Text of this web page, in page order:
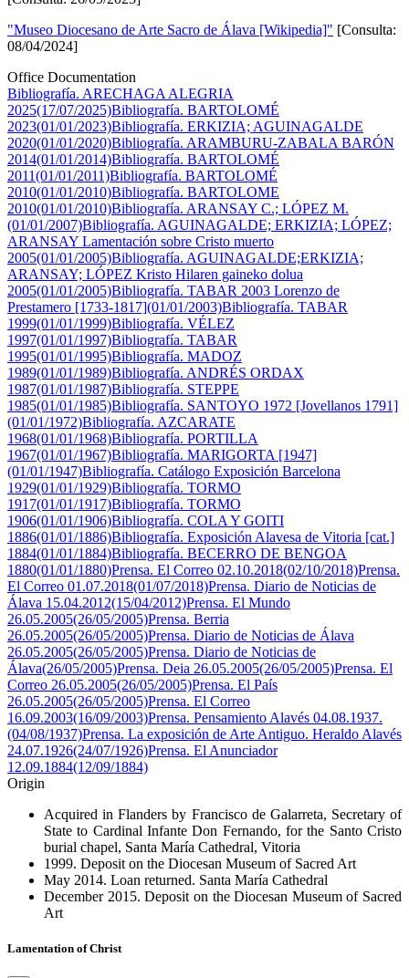
"Museo Diocesano de Arte Sacro de Álava [Wikipedia]" [Consulta:
08/04/2024]
Office Documentation
Bibliografía. ARECHAGA ALEGRIA
2025(17/07/2025)Bibliografía. BARTOLOMÉ
2023(01/01/2023)Bibliografía. ERKIZIA; AGUINAGALDE
2020(01/01/2020)Bibliografía. ARAMBURU-ZABALA BARÓN
2014(01/01/2014)Bibliografía. BARTOLOMÉ
2011(01/01/2011)Bibliografía. BARTOLOMÉ
2010(01/01/2010)Bibliografía. BARTOLOME
2010(01/01/2010)Bibliografía. ARANSAY C.; LÓPEZ M.
(01/01/2007)Bibliografía. AGUINAGALDE; ERKIZIA; LÓPEZ;
ARANSAY Lamentación sobre Cristo muerto
2005(01/01/2005)Bibliografía. AGUINAGALDE;ERKIZIA;
ARANSAY; LÓPEZ Kristo Hilaren gaineko dolua
2005(01/01/2005)Bibliografía. TABAR 2003 Lorenzo de
Prestamero [1733-1817](01/01/2003)Bibliografía. TABAR
1999(01/01/1999)Bibliografía. VÉLEZ
1997(01/01/1997)Bibliografía. TABAR
1995(01/01/1995)Bibliografía. MADOZ
1989(01/01/1989)Bibliografía. ANDRÉS ORDAX
1987(01/01/1987)Bibliografía. STEPPE
1985(01/01/1985)Bibliografía. SANTOYO 1972 [Jovellanos 1791]
(01/01/1972)Bibliografía. AZCARATE
1968(01/01/1968)Bibliografía. PORTILLA
1967(01/01/1967)Bibliografía. MARIGORTA [1947]
(01/01/1947)Bibliografía. Catálogo Exposición Barcelona
1929(01/01/1929)Bibliografía. TORMO
1917(01/01/1917)Bibliografía. TORMO
1906(01/01/1906)Bibliografía. COLA Y GOITI
1886(01/01/1886)Bibliografía. Exposición Alavesa de Vitoria [cat.]
1884(01/01/1884)Bibliografía. BECERRO DE BENGOA
1880(01/01/1880)Prensa. El Correo 02.10.2018(02/10/2018)Prensa.
El Correo 01.07.2018(01/07/2018)Prensa. Diario de Noticias de
Álava 15.04.2012(15/04/2012)Prensa. El Mundo
26.05.2005(26/05/2005)Prensa. Berria
26.05.2005(26/05/2005)Prensa. Diario de Noticias de Álava
26.05.2005(26/05/2005)Prensa. Diario de Noticias de
Álava(26/05/2005)Prensa. Deia 26.05.2005(26/05/2005)Prensa. El
Correo 26.05.2005(26/05/2005)Prensa. El País
26.05.2005(26/05/2005)Prensa. El Correo
16.09.2003(16/09/2003)Prensa. Pensamiento Alavés 04.08.1937.
(04/08/1937)Prensa. La exposición de Arte Antiguo. Heraldo Alavés
24.07.1926(24/07/1926)Prensa. El Anunciador
12.09.1884(12/09/1884)
Origin
Acquired in Flanders by Francisco de Galarreta, Secretary of
State to Cardinal Infante Don Fernando, for the Santo Cristo
burial chapel, Santa María Cathedral, Vitoria
1999. Deposit on the Diocesan Museum of Sacred Art
May 2014. Loan returned. Santa María Cathedral
December 2015. Deposit on the Diocesan Museum of Sacred
Art
Lamentation of Christ